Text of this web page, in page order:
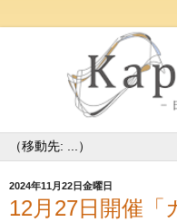
2024年11月22日金曜日
12月27日開催